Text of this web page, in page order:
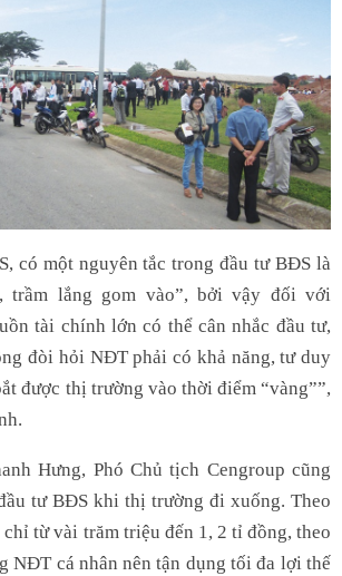
có một nguyên tắc trong đầu tư BĐS là
trầm lắng gom vào”, bởi vậy đối với
tài chính lớn có thể cân nhắc đầu tư,
đòi hỏi NĐT phải có khả năng, tư duy
được thị trường vào thời điểm “vàng””,
Hưng, Phó Chủ tịch Cengroup cũng
tư BĐS khi thị trường đi xuống. Theo
từ vài trăm triệu đến 1, 2 tỉ đồng, theo
NĐT cá nhân nên tận dụng tối đa lợi thế